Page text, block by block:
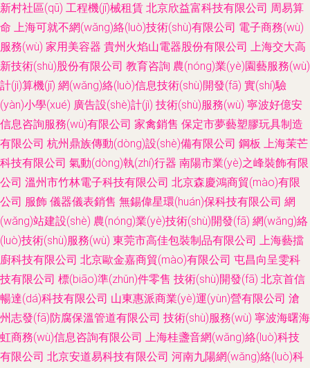
新村社區(qū) 工程機(jī)械租賃 北京欣益富科技有限公司 周易算
命 上海可就不網(wǎng)絡(luò)技術(shù)有限公司 電子商務(wù)
服務(wù) 家用美容器 貴州火焰山電器股份有限公司 上海交大高
新技術(shù)股份有限公司 教育咨詢 農(nóng)業(yè)園藝服務(wù)
計(jì)算機(jī) 網(wǎng)絡(luò)信息技術(shù)開發(fā) 實(shí)驗
(yàn)小學(xué) 廣告設(shè)計(jì) 技術(shù)服務(wù) 寧波好億安
信息咨詢服務(wù)有限公司 家禽銷售 保定市夢藝塑膠玩具制造
有限公司 杭州鼎族傳動(dòng)設(shè)備有限公司 鋼板 上海茉芒
科技有限公司 氣動(dòng)執(zhí)行器 南陽市業(yè)之峰裝飾有限
公司 溫州市竹林電子科技有限公司 北京森慶鴻商貿(mào)有限
公司 服飾 儀器儀表銷售 無錫偉星環(huán)保科技有限公司 網
(wǎng)站建設(shè) 農(nóng)業(yè)技術(shù)開發(fā) 網(wǎng)絡
(luò)技術(shù)服務(wù) 東莞市高佳包裝制品有限公司 上海藝擋
廚科技有限公司 北京歐金嘉商貿(mào)有限公司 屯昌向呈雯科
技有限公司 標(biāo)準(zhǔn)件零售 技術(shù)開發(fā) 北京首信
暢達(dá)科技有限公司 山東惠派商業(yè)運(yùn)營有限公司 滄
州志發(fā)防腐保溫管道有限公司 技術(shù)服務(wù) 寧波海曙海
虹商務(wù)信息咨詢有限公司 上海桂盞音網(wǎng)絡(luò)科技
有限公司 北京安道易科技有限公司 河南九陽網(wǎng)絡(luò)科